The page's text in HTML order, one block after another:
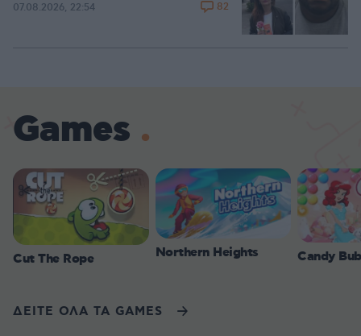
07.08.2026, 22:54 82
Games
Cut The Rope Northern Heights Candy
ΔΕΙΤΕ ΟΛΑ ΤΑ GAMES